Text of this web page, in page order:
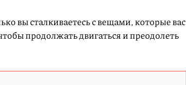
вы сталкиваетесь с вещами, которые вас
продолжать двигаться и преодолеть